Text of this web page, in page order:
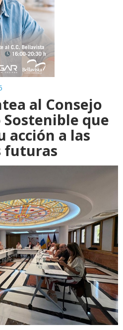
al Consejo
que
acción a las
futuras